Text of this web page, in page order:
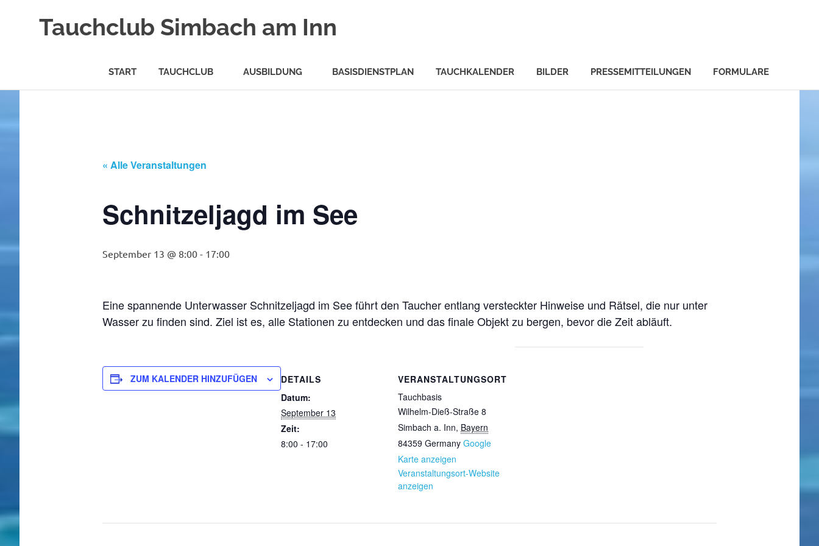
Tauchclub Simbach am Inn
START TAUCHCLUB AUSBILDUNG BASISDIENSTPLAN TAUCHKALENDER BILDER PRESSEMITTEILUNGEN FORMULARE
« Alle Veranstaltungen
Schnitzeljagd im See
September 13 @ 8:00 - 17:00
Eine spannende Unterwasser Schnitzeljagd im See führt den Taucher entlang versteckter Hinweise und Rätsel, die nur unter
Wasser zu finden sind. Ziel ist es, alle Stationen zu entdecken und das finale Objekt zu bergen, bevor die Zeit abläuft.
ZUM KALENDER HINZUFÜGEN
DETAILS
Datum:
September 13
Zeit:
8:00 - 17:00
VERANSTALTUNGSORT
Tauchbasis
Wilhelm-Dieß-Straße 8
Simbach a. Inn, Bayern
84359 Germany Google
Karte anzeigen
Veranstaltungsort-Website
anzeigen